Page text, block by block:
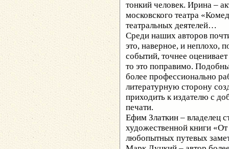
тонкий человек. Ирина –
московского театра
театральных деятелей…
Среди наших авторов
это, наверное, и неплохо,
событий, точнее
то это поправимо.
более профессионально
литературную сторону
приходить к издателю с
печати.
Ефим Златкин – владелец
художественной книги
любопытных путевых